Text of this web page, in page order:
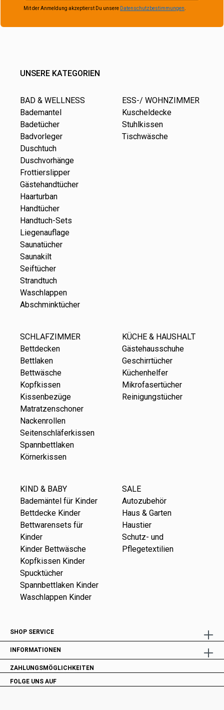
Mit der Anmeldung akzeptierst Du unsere Datenschutzbestimmungen
UNSERE KATEGORIEN
BAD & WELLNESS
Bademantel
Badetücher
Badvorleger
Duschtuch
Duschvorhänge
Frottierslipper
Gästehandtücher
Haarturban
Handtücher
Handtuch-Sets
Liegenauflage
Saunatücher
Saunakilt
Seiftücher
Strandtuch
Waschlappen
Abschminktücher
ESS-/ WOHNZIMMER
Kuscheldecke
Stuhlkissen
Tischwäsche
SCHLAFZIMMER
Bettdecken
Bettlaken
Bettwäsche
Kopfkissen
Kissenbezüge
Matratzenschoner
Nackenrollen
Seitenschläferkissen
Spannbettlaken
Körnerkissen
KÜCHE & HAUSHALT
Gästehausschuhe
Geschirrtücher
Küchenhelfer
Mikrofasertücher
Reinigungstücher
KIND & BABY
Bademäntel für Kinder
Bettdecke Kinder
Bettwarensets für
Kinder
Kinder Bettwäsche
Kopfkissen Kinder
Spucktücher
Spannbettlaken Kinder
Waschlappen Kinder
SALE
Autozubehör
Haus & Garten
Haustier
Schutz- und
Pflegetextilien
SHOP SERVICE
INFORMATIONEN
ZAHLUNGSMÖGLICHKEITEN
FOLGE UNS AUF